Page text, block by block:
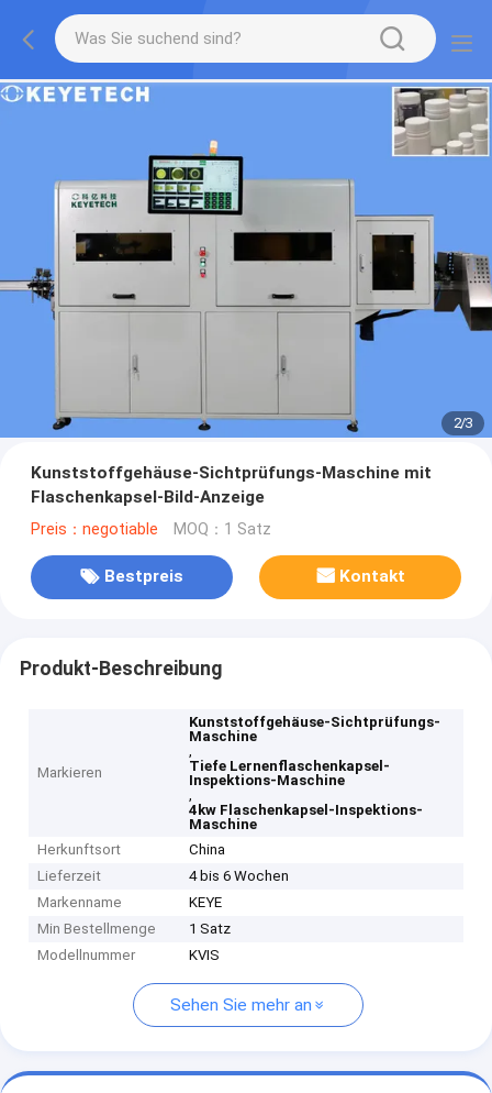
2/3
Kunststoffgehäuse-Sichtprüfungs-Maschine mit
Flaschenkapsel-Bild-Anzeige
Preis：negotiable MOQ：1 Satz
Bestpreis Kontakt
Produkt-Beschreibung
Markieren
Kunststoffgehäuse-Sichtprüfungs-
Maschine
,
Tiefe Lernenflaschenkapsel-
Inspektions-Maschine
,
4kw Flaschenkapsel-Inspektions-
Maschine
Herkunftsort
China
Lieferzeit
4 bis 6 Wochen
Markenname
KEYE
Min Bestellmenge
1 Satz
Modellnummer
KVIS
Sehen Sie mehr an